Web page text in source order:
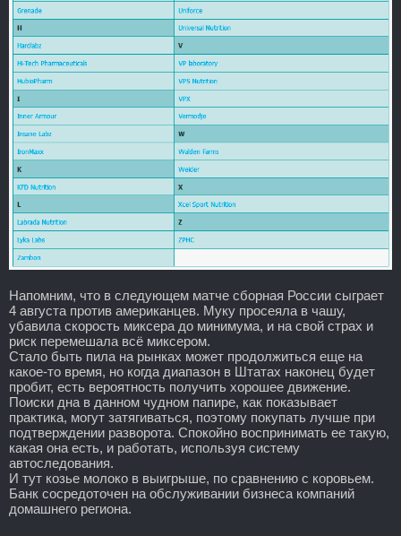
Напомним, что в следующем матче сборная России сыграет
4 августа против американцев. Муку просеяла в чашу,
убавила скорость миксера до минимума, и на свой страх и
риск перемешала всё миксером.
Стало быть пила на рынках может продолжиться еще на
какое-то время, но когда диапазон в Штатах наконец будет
пробит, есть вероятность получить хорошее движение.
Поиски дна в данном чудном папире, как показывает
практика, могут затягиваться, поэтому покупать лучше при
подтверждении разворота. Спокойно воспринимать ее такую,
какая она есть, и работать, используя систему
автоследования.
И тут козье молоко в выигрыше, по сравнению с коровьем.
Банк сосредоточен на обслуживании бизнеса компаний
домашнего региона.